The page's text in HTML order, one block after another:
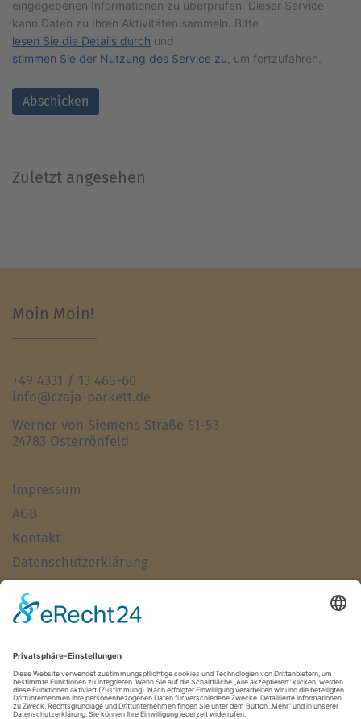
eingegebenen Informationen zu überprüfen. Dieser Service
kann Daten zu Ihren Aktivitäten sammeln. Bitte
lesen Sie die Details durch und
stimmen Sie der Nutzung des Service zu , um fortzufahren.
Abschicken
Zuletzt angesehen
Moin Moin!
+49 4331 / 13 465-60
info@czaja-parkett.de
Werner von Siemens Straße 51-53
24783 Osterrönfeld
Impressum
AGB
Kontakt
Datenschutzerklärung